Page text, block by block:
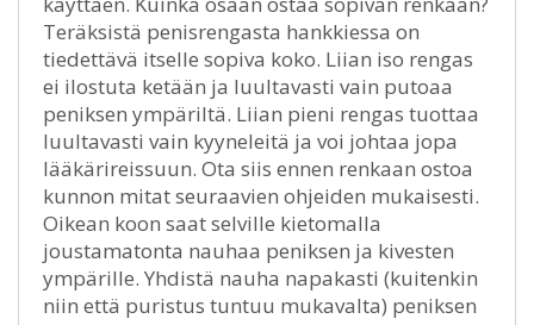
Teräksistä penisrengasta hankkiessa on
tiedettävä itselle sopiva koko. Liian iso rengas
ei ilostuta ketään ja luultavasti vain putoaa
peniksen ympäriltä. Liian pieni rengas tuottaa
luultavasti vain kyyneleitä ja voi johtaa jopa
lääkärireissuun. Ota siis ennen renkaan ostoa
kunnon mitat seuraavien ohjeiden mukaisesti.
Oikean koon saat selville kietomalla
joustamatonta nauhaa peniksen ja kivesten
ympärille. Yhdistä nauha napakasti (kuitenkin
niin että puristus tuntuu mukavalta) peniksen